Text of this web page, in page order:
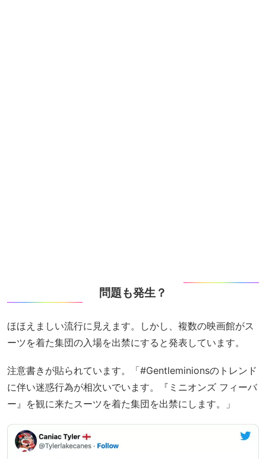
問題も発生？
ほほえましい流行に見えます。しかし、複数の映画館がス
ーツを着た集団の入場を出禁にすると発表しています。
注意書きが貼られています。「#Gentleminionsのトレンド
に伴い迷惑行為が相次いでいます。『ミニオンズ フィーバ
ー』を観に来たスーツを着た集団を出禁にします。」